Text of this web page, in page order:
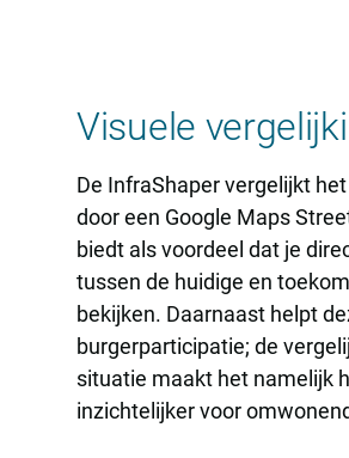
Visuele
De InfraShaper vergelijkt
door een Google Maps
biedt als voordeel dat je
tussen de huidige en
bekijken. Daarnaast helpt
burgerparticipatie; de
situatie maakt het namelijk
inzichtelijker voor